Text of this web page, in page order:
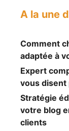
A la une
Comment
adaptée à
Expert
vous disent
Stratégie
votre blog
clients